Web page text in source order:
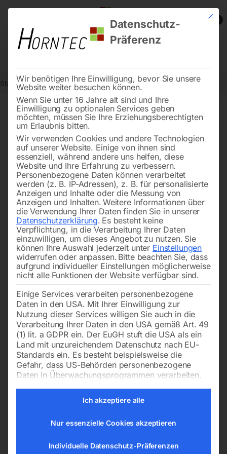
0
Start Holzbearbeitung Spezialholzsägen Seite 2
Filters ← of 2
Format-Bandsäge FBS 940-
3 F32 Spezial
Mit Schiebeschlitten und
Ausleger zum Schneiden
von Balken, Blöcken und
Dämmmaterial
€46.200,00
inkl. MwSt.
zzgl.Versandkosten
Lieferzeit:Auf Nachfrage
Mit
Datenschutz-
Präferenz
Wir benötigen Ihre Einwilligung, bevor Sie unsere
Website weiter besuchen können.
Wenn Sie unter 16 Jahre alt sind und Ihre
Einwilligung zu optionalen Services geben
möchten, müssen Sie Ihre Erziehungsberechtigten
um Erlaubnis bitten.
Wir verwenden Cookies und andere Technologien
auf unserer Website. Einige von ihnen sind
essenziell, während andere uns helfen, diese
Website und Ihre Erfahrung zu verbessern.
Personenbezogene Daten können verarbeitet
werden (z. B. IP-Adressen), z. B. für personalisierte
Anzeigen und Inhalte oder die Messung von
Anzeigen und Inhalten. Weitere Informationen über
die Verwendung Ihrer Daten finden Sie in unserer
Datenschutzerklärung. Es besteht keine
Verpflichtung, in die Verarbeitung Ihrer Daten
einzuwilligen, um dieses Angebot zu nutzen. Sie
können Ihre Auswahl jederzeit unter Einstellungen
widerrufen oder anpassen. Bitte beachten Sie, dass
aufgrund individueller Einstellungen möglicherweise
nicht alle Funktionen der Website verfügbar sind.
Einige Services verarbeiten personenbezogene
Daten in den USA. Mit Ihrer Einwilligung zur
Nutzung dieser Services willigen Sie auch in die
Verarbeitung Ihrer Daten in den USA gemäß Art. 49
(1) lit. a GDPR ein. Der EuGH stuft die USA als ein
Land mit unzureichendem Datenschutz nach EU-
Standards ein. Es besteht beispielsweise die
Gefahr, dass US-Behörden personenbezogene
Daten in Überwachungsprogrammen verarbeiten,
Klagemöglichkeit besteht.
Essenzielle Services ermöglichen
ordnungsgemäße Funktionieren der Website
Ich akzeptiere alle
Nur essenzielle Cookies akzeptieren
Individuelle Datenschutz-Präferenzen